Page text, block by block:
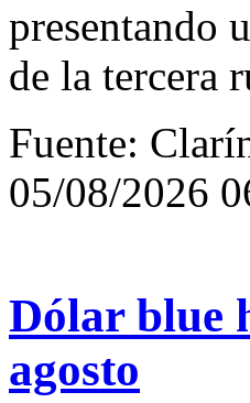
presentando
de la tercera
Fuente:
05/08/2026
Dólar blue
agosto